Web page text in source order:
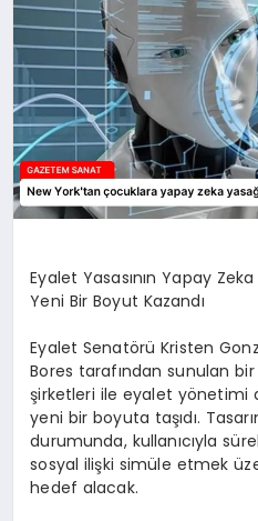
Eyalet Yasasının Yapay
Yeni Bir Boyut Kazandı
Eyalet Senatörü Kristen
Bores tarafından sunulan
şirketleri ile eyalet yönetimi
yeni bir boyuta taşıdı.
durumunda, kullanıcıyla
sosyal ilişki simüle etmek
hedef alacak.